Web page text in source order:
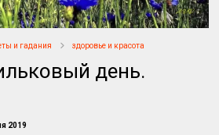
и гадания здоровье и красота
день.
2019